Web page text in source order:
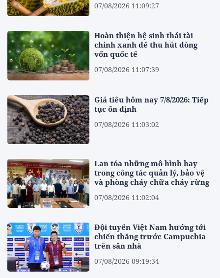
07/08/2026 11:09:27
Hoàn thiện hệ sinh thái tài
chính xanh để thu hút dòng
vốn quốc tế
07/08/2026 11:07:39
Giá tiêu hôm nay 7/8/2026: Tiếp
tục ổn định
07/08/2026 11:03:02
Lan tỏa những mô hình hay
trong công tác quản lý, bảo vệ
và phòng cháy chữa cháy rừng
07/08/2026 11:02:04
Đội tuyển Việt Nam hướng tới
chiến thắng trước Campuchia
trên sân nhà
07/08/2026 09:19:34